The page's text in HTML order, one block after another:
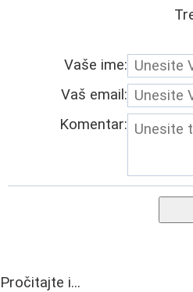
Vaše ime:
Vaš email:
Komentar:
Pročitajte i...